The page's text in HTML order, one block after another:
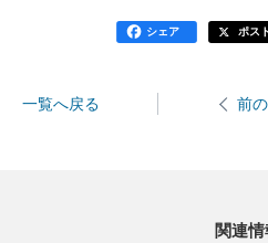
シェア ポスト
一覧へ戻る 前
関連情